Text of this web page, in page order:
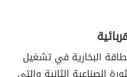
البخارية في تشغيل